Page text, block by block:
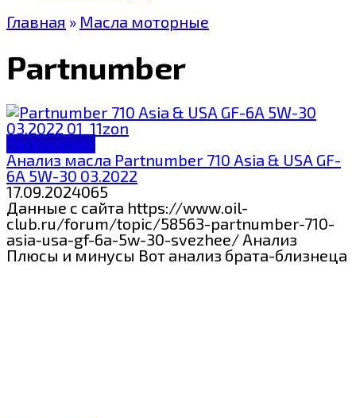
Главная » Масла моторные
Partnumber
Partnumber
Анализ масла Partnumber 710 Asia & USA GF-
6A 5W-30 03.2022
17.09.2024065
Данные с сайта https://www.oil-
club.ru/forum/topic/58563-partnumber-710-
asia-usa-gf-6a-5w-30-svezhee/ Анализ
Плюсы и минусы Вот анализ брата-близнеца